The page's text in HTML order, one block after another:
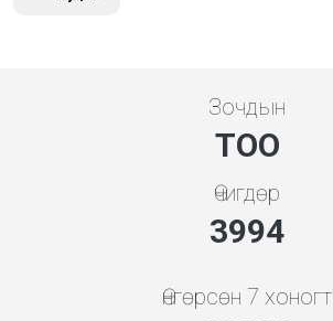
Зочдын
ТОО
Өчигдөр
4279
Өнгөрсөн 7 хоногт